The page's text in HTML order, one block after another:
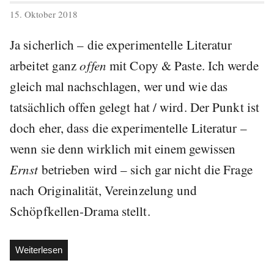
veröffentlicht
15. Oktober 2018
Ja sicherlich – die experimentelle Literatur
arbeitet ganzoffen mit Copy & Paste. Ich werde
gleich mal nachschlagen, wer und wie das
tatsächlich offen gelegt hat / wird. Der Punkt ist
doch eher, dass die experimentelle Literatur –
wenn sie denn wirklich mit einem gewissen
Ernst betrieben wird – sich gar nicht die Frage
nach Originalität, Vereinzelung und
Schöpfkellen-Drama stellt.
Weiterlesen„Experimentelle
Schöpfkellen